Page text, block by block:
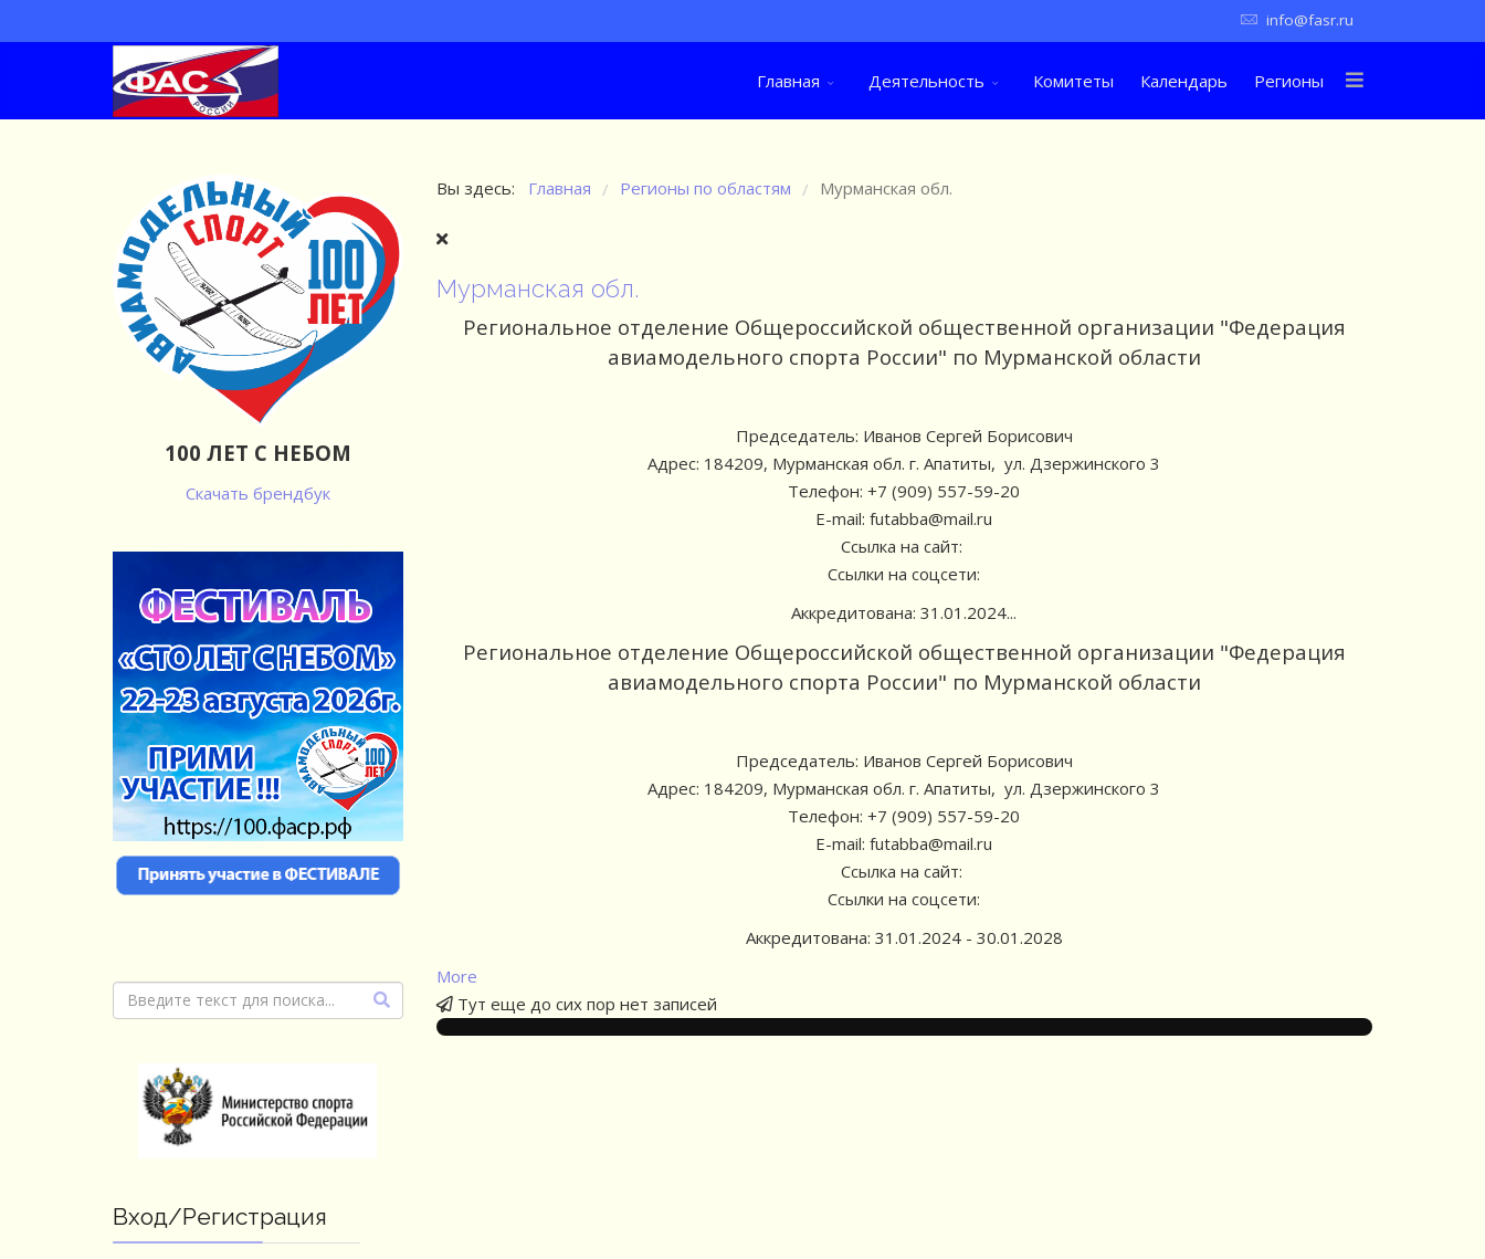
info@fasr.ru
Главная Деятельность Комитеты Календарь Регионы
100 ЛЕТ С НЕБОМ
Скачать брендбук
Вход/Регистрация
Вы здесь: Главная / Регионы по областям / Мурманская обл.
Мурманская обл.
Региональное отделение Общероссийской общественной организации "Федерация
авиамодельного спорта России" по Мурманской области
Председатель: Иванов Сергей Борисович
Адрес: 184209, Мурманская обл. г. Апатиты, ул. Дзержинского 3
Телефон: +7 (909) 557-59-20
E-mail: futabba@mail.ru
Ссылка на сайт:
Ссылки на соцсети:
Аккредитована: 31.01.2024...
Региональное отделение Общероссийской общественной организации "Федерация
авиамодельного спорта России" по Мурманской области
Председатель: Иванов Сергей Борисович
Адрес: 184209, Мурманская обл. г. Апатиты, ул. Дзержинского 3
Телефон: +7 (909) 557-59-20
E-mail: futabba@mail.ru
Ссылка на сайт:
Ссылки на соцсети:
Аккредитована: 31.01.2024 - 30.01.2028
More
Тут еще до сих пор нет записей